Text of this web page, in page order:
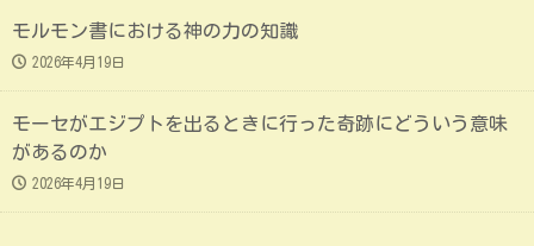
モルモン書における神の力の知識
2026年4月19日
モーセがエジプトを出るときに行った奇跡にどういう意味
があるのか
2026年4月19日